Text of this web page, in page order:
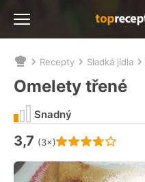
Nacházíte
se
zde:
Recepty Sladká jídla
Omelety třené
Hodnocení receptu je
3,7 (3×)
Snadný